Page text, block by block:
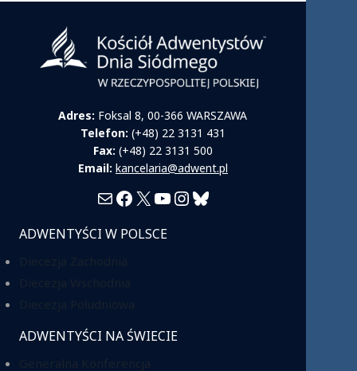
Adres: Foksal 8, 00-366 WARSZAWA
Telefon: (+48) 22 3131 431
Fax: (+48) 22 3131 500
Email: kancelaria@adwent.pl
MailFacebook
X YouTube
Instagram
Bluesky
ADWENTYŚCI W POLSCE
ADWENTYŚCI NA ŚWIECIE